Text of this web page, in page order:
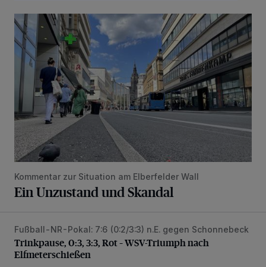
Ein Unzustand und Skandal
Kommentar zur Situation am Elberfelder Wall
Ein Unzustand und Skandal
Trinkpause, 0:3, 3:3, Rot – WSV-Triumph nach
Fußball-NR-Pokal: 7:6 (0:2/3:3) n.E. gegen Schonnebeck
Trinkpause, 0:3, 3:3, Rot – WSV-Triumph nach
Elfmeterschießen